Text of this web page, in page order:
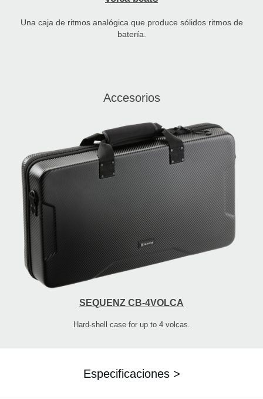
Una caja de ritmos analógica que produce sólidos ritmos de
batería.
Accesorios
SEQUENZ CB-4VOLCA
Hard-shell case for up to 4 volcas.
Especificaciones >